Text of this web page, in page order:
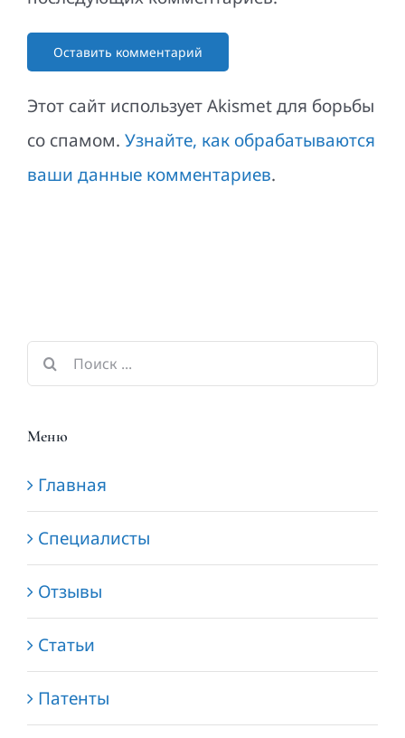
Этот сайт использует Akismet для борьбы
со спамом. Узнайте, как обрабатываются
ваши данные комментариев.
Результат
поиска:
Меню
Главная
Специалисты
Отзывы
Статьи
Патенты